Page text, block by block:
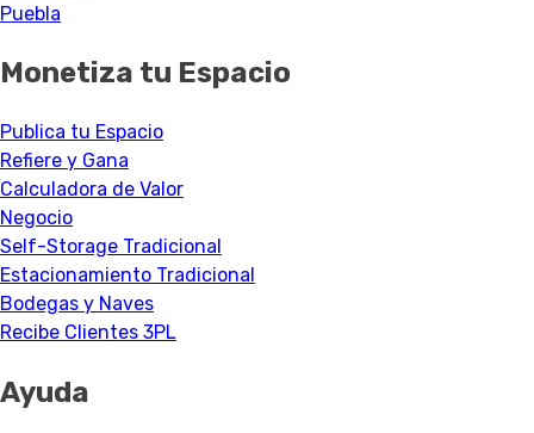
Puebla
Monetiza tu Espacio
Publica tu Espacio
Refiere y Gana
Calculadora de Valor
Negocio
Self-Storage Tradicional
Estacionamiento Tradicional
Bodegas y Naves
Recibe Clientes 3PL
Ayuda